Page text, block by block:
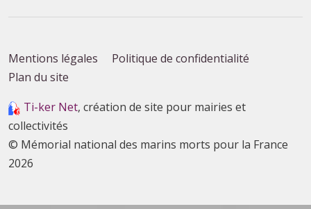
Mentions légales
Politique de confidentialité
Plan du site
Ti-ker Net, création de site pour mairies et
collectivités
© Mémorial national des marins morts pour la France
2026